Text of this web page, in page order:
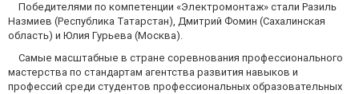
Победителями по компетенции «Электромонтаж» стали Разиль
Назмиев (Республика Татарстан), Дмитрий Фомин (Сахалинская
область) и Юлия Гурьева (Москва).
Самые масштабные в стране соревнования профессионального
мастерства по стандартам агентства развития навыков и
профессий среди студентов профессиональных образовательных